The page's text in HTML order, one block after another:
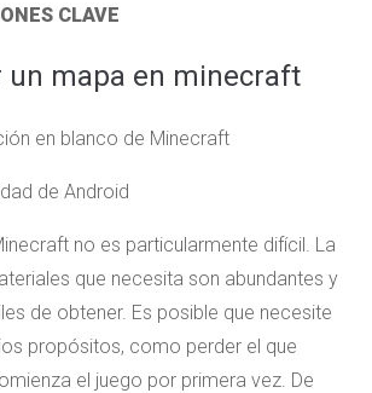
CLAVE
un mapa en minecraft
de Android
no es particularmente difícil. La
que necesita son abundantes y
de obtener. Es posible que necesite
propósitos, como perder el que
el juego por primera vez. De